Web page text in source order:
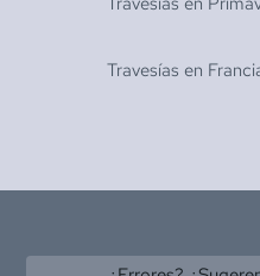
Travesías en